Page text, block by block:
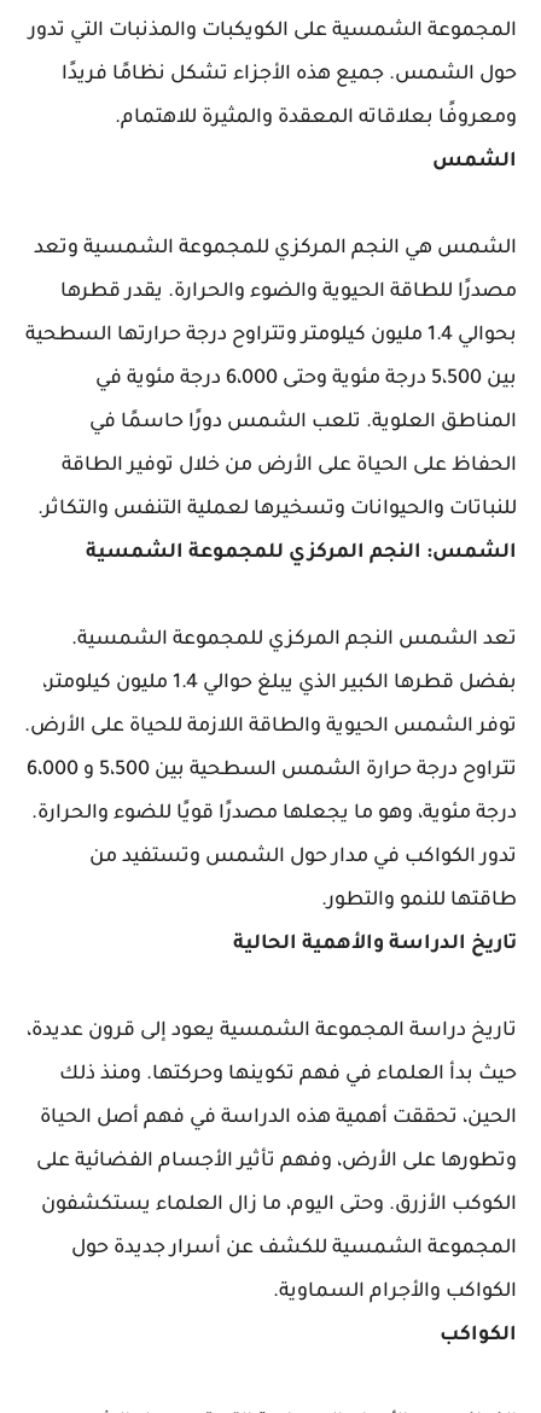
المجموعة الشمسية على الكويكبات والمذنبات التي تدور
حول الشمس. جميع هذه الأجزاء تشكل نظامًا فريدًا
ومعروفًا بعلاقاته المعقدة والمثيرة للاهتمام.
الشمس
الشمس هي النجم المركزي للمجموعة الشمسية وتعد
مصدرًا للطاقة الحيوية والضوء والحرارة. يقدر قطرها
بحوالي 1.4 مليون كيلومتر وتتراوح درجة حرارتها السطحية
بين 5،500 درجة مئوية وحتى 6،000 درجة مئوية في
المناطق العلوية. تلعب الشمس دورًا حاسمًا في
الحفاظ على الحياة على الأرض من خلال توفير الطاقة
للنباتات والحيوانات وتسخيرها لعملية التنفس والتكاثر.
الشمس: النجم المركزي للمجموعة الشمسية
تعد الشمس النجم المركزي للمجموعة الشمسية.
بفضل قطرها الكبير الذي يبلغ حوالي 1.4 مليون كيلومتر،
توفر الشمس الحيوية والطاقة اللازمة للحياة على الأرض.
تتراوح درجة حرارة الشمس السطحية بين 5،500 و 6،000
درجة مئوية، وهو ما يجعلها مصدرًا قويًا للضوء والحرارة.
تدور الكواكب في مدار حول الشمس وتستفيد من
طاقتها للنمو والتطور.
تاريخ الدراسة والأهمية الحالية
تاريخ دراسة المجموعة الشمسية يعود إلى قرون عديدة،
حيث بدأ العلماء في فهم تكوينها وحركتها. ومنذ ذلك
الحين، تحققت أهمية هذه الدراسة في فهم أصل الحياة
وتطورها على الأرض، وفهم تأثير الأجسام الفضائية على
الكوكب الأزرق. وحتى اليوم، ما زال العلماء يستكشفون
المجموعة الشمسية للكشف عن أسرار جديدة حول
الكواكب والأجرام السماوية.
الكواكب